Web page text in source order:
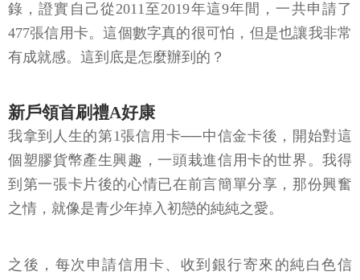
錄，證實自己從2011至2019年這9年間，一共申請了
477張信用卡。這個數字真的很可怕，但是也讓我非常
有成就感。這到底是怎麼辦到的？
新戶領首刷禮A好康
我拿到人生的第1張信用卡──中信金卡後，開始對這
個塑膠貨幣產生興趣，一頭栽進信用卡的世界。我得
到第一張卡片後的心情已在前言簡單分享，那份興奮
之情，就像是青少年掉入初戀的純純之愛。
之後，每次申請信用卡、收到銀行寄來的純白色信